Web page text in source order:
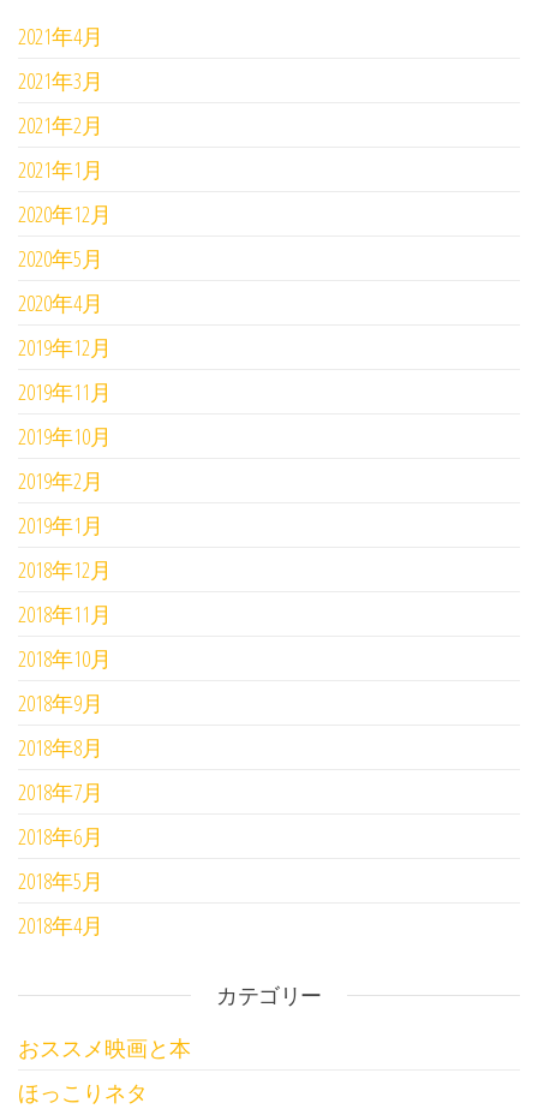
2021年4月
2021年3月
2021年2月
2021年1月
2020年12月
2020年5月
2020年4月
2019年12月
2019年11月
2019年10月
2019年2月
2019年1月
2018年12月
2018年11月
2018年10月
2018年9月
2018年8月
2018年7月
2018年6月
2018年5月
2018年4月
カテゴリー
おススメ映画と本
ほっこりネタ